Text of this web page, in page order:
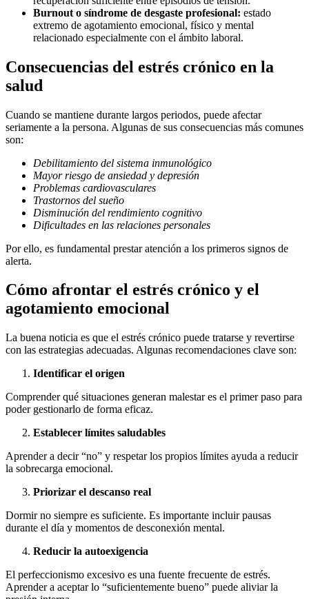
Burnout o síndrome de desgaste profesional: estado
extremo de agotamiento emocional, físico y mental
relacionado especialmente con el ámbito laboral.
Consecuencias del estrés crónico en la
salud
Cuando se mantiene durante largos periodos, puede afectar
seriamente a la persona. Algunas de sus consecuencias más comunes
son:
Debilitamiento del sistema inmunológico
Mayor riesgo de ansiedad y depresión
Problemas cardiovasculares
Trastornos del sueño
Disminución del rendimiento cognitivo
Dificultades en las relaciones personales
Por ello, es fundamental prestar atención a los primeros signos de
alerta.
Cómo afrontar el estrés crónico y el
agotamiento emocional
La buena noticia es que el estrés crónico puede tratarse y revertirse
con las estrategias adecuadas. Algunas recomendaciones clave son:
Identificar el origen
Comprender qué situaciones generan malestar es el primer paso para
poder gestionarlo de forma eficaz.
Establecer límites saludables
Aprender a decir “no” y respetar los propios límites ayuda a reducir
la sobrecarga emocional.
Priorizar el descanso real
Dormir no siempre es suficiente. Es importante incluir pausas
durante el día y momentos de desconexión mental.
Reducir la autoexigencia
El perfeccionismo excesivo es una fuente frecuente de estrés.
Aprender a aceptar lo “suficientemente bueno” puede aliviar la